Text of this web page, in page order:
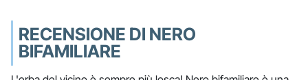
RECENSIONE DI NERO
BIFAMILIARE